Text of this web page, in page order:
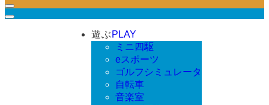
遊ぶ PLAY
ミニ四駆
eスポーツ
ゴルフシミュレータ
自転車
音楽室